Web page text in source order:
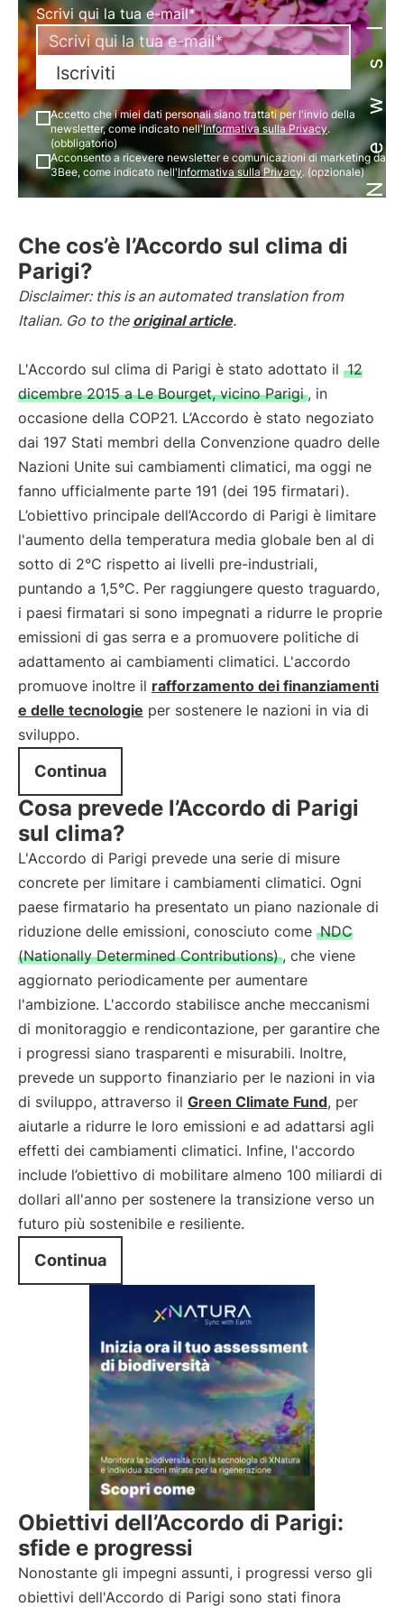
Scrivi qui la tua e-mail*
Iscriviti
Accetto che i miei dati personali siano trattati per l'invio della
newsletter, come indicato nell'Informativa sulla Privacy.
(obbligatorio)
Acconsento a ricevere newsletter e comunicazioni di marketing da
3Bee, come indicato nell'Informativa sulla Privacy. (opzionale)
Che cos’è l’Accordo sul clima di
Parigi?
Disclaimer: this is an automated translation from
Italian. Go to the original article.
L'Accordo sul clima di Parigi è stato adottato il 12
dicembre 2015 a Le Bourget, vicino Parigi , in
occasione della COP21. L’Accordo è stato negoziato
dai 197 Stati membri della Convenzione quadro delle
Nazioni Unite sui cambiamenti climatici, ma oggi ne
fanno ufficialmente parte 191 (dei 195 firmatari).
L’obiettivo principale dell’Accordo di Parigi è limitare
l'aumento della temperatura media globale ben al di
sotto di 2°C rispetto ai livelli pre-industriali,
puntando a 1,5°C. Per raggiungere questo traguardo,
i paesi firmatari si sono impegnati a ridurre le proprie
emissioni di gas serra e a promuovere politiche di
adattamento ai cambiamenti climatici. L'accordo
promuove inoltre il rafforzamento dei finanziamenti
e delle tecnologie per sostenere le nazioni in via di
sviluppo.
Continua
Cosa prevede l’Accordo di Parigi
sul clima?
L'Accordo di Parigi prevede una serie di misure
concrete per limitare i cambiamenti climatici. Ogni
paese firmatario ha presentato un piano nazionale di
riduzione delle emissioni, conosciuto come NDC
(Nationally Determined Contributions) , che viene
aggiornato periodicamente per aumentare
l'ambizione. L'accordo stabilisce anche meccanismi
di monitoraggio e rendicontazione, per garantire che
i progressi siano trasparenti e misurabili. Inoltre,
prevede un supporto finanziario per le nazioni in via
di sviluppo, attraverso il Green Climate Fund, per
aiutarle a ridurre le loro emissioni e ad adattarsi agli
effetti dei cambiamenti climatici. Infine, l'accordo
include l’obiettivo di mobilitare almeno 100 miliardi di
dollari all'anno per sostenere la transizione verso un
futuro più sostenibile e resiliente.
Continua
Obiettivi dell’Accordo di Parigi:
sfide e progressi
Nonostante gli impegni assunti, i progressi verso gli
obiettivi dell'Accordo di Parigi sono stati finora